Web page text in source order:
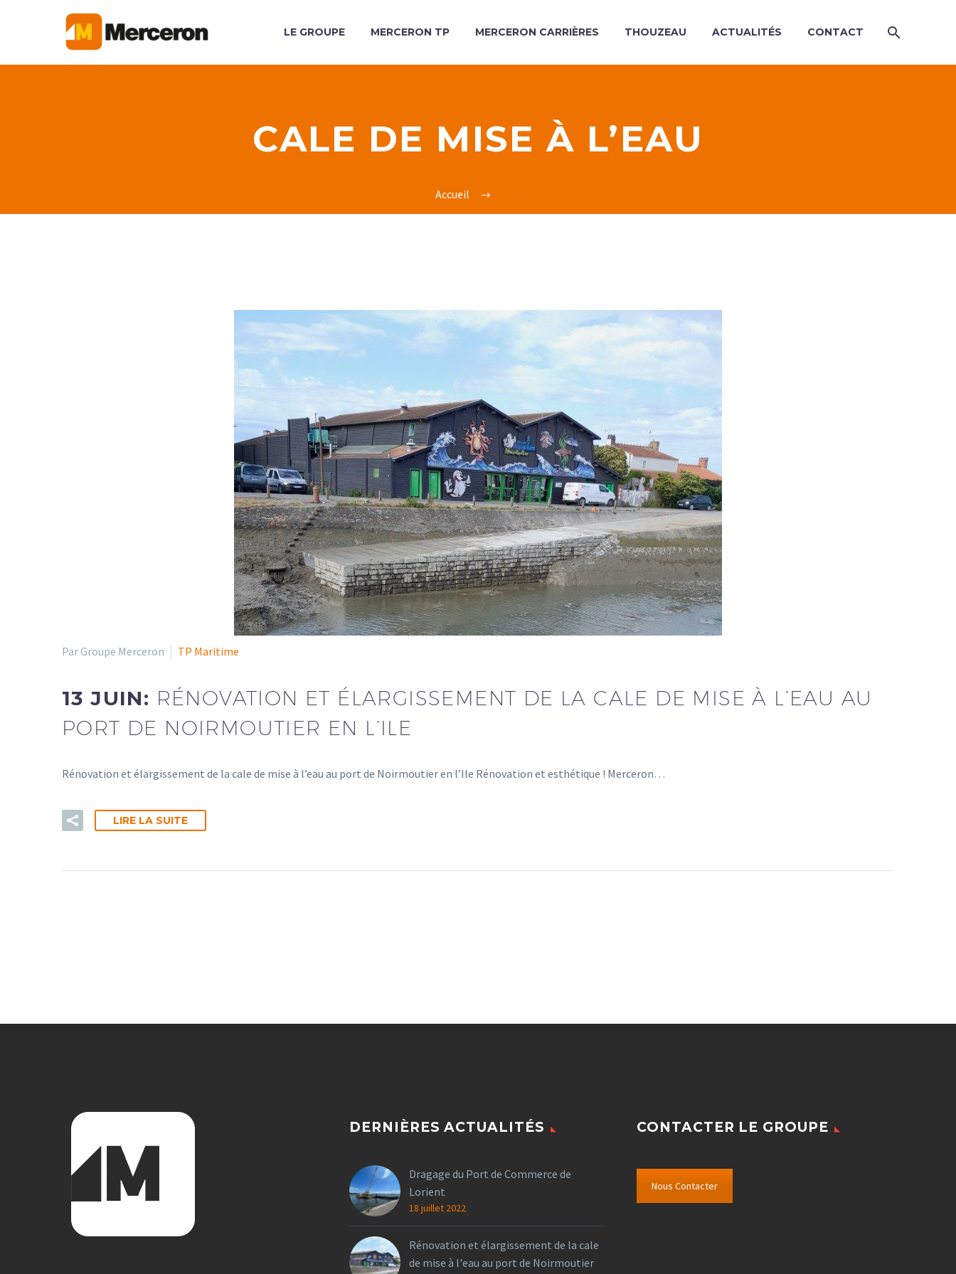
LE GROUPE MERCERON TP MERCERON CARRIÈRES THOUZEAU ACTUALITÉS CONTACT
CALE DE MISE À L’EAU
Accueil
Par Groupe Merceron TP Maritime
13 JUIN: RÉNOVATION ET ÉLARGISSEMENT DE LA CALE DE MISE À L’EAU AU
PORT DE NOIRMOUTIER EN L’ILE
Rénovation et élargissement de la cale de mise à l’eau au port de Noirmoutier en l’Ile Rénovation et esthétique ! Merceron…
LIRE LA SUITE
DERNIÈRES ACTUALITÉS
Dragage du Port de Commerce de
Lorient
18 juillet 2022
Rénovation et élargissement de la cale
de mise à l'eau au port de Noirmoutier
CONTACTER LE GROUPE
Nous Contacter